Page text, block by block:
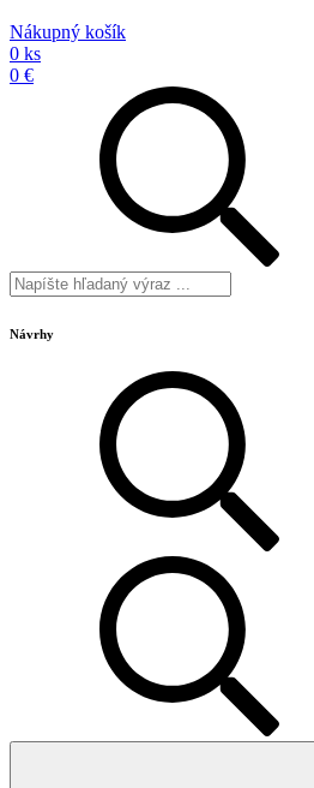
Nákupný košík
0 ks
0 €
Návrhy